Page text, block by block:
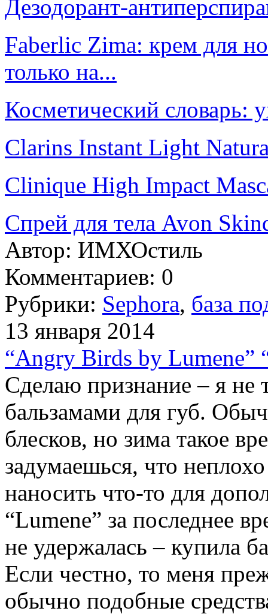
Дезодорант-
Faberlic Zima: крем для
только на...
Косметический словарь:
Clarins Instant Light
Clinique High Impact
Спрей для тела Avon
Автор: ИМХОстиль
Комментариев: 0
Рубрики: Sephora, база
13 января 2014
“Angry Birds by Lumene”
Сделаю признание – я не
бальзамами для губ.
блесков, но зима такое
задумаешься, что
наносить что-то для
“Lumene” за последнее
не удержалась – купила
Если честно, то меня
обычно подобные